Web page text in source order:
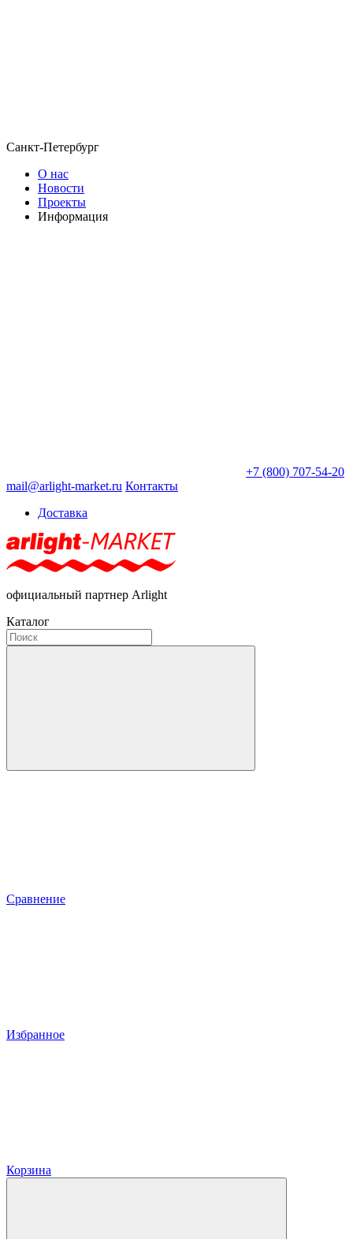
Санкт-Петербург
О нас
Новости
Проекты
Информация
+7 (800) 707-54-20
mail@arlight-market.ru Контакты
Доставка
официальный партнер Arlight
Каталог
Сравнение
Избранное
Корзина